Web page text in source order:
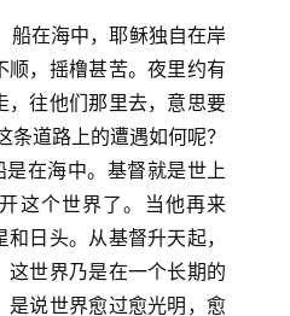
船在海中，耶稣独自在岸
顺，摇橹甚苦。夜里约有
，往他们那里去，意思要
条道路上的遭遇如何呢？
是在海中。基督就是世上
这个世界了。当他再来
日头。从基督升天起，
这世界乃是在一个长期的
是说世界愈过愈光明，愈